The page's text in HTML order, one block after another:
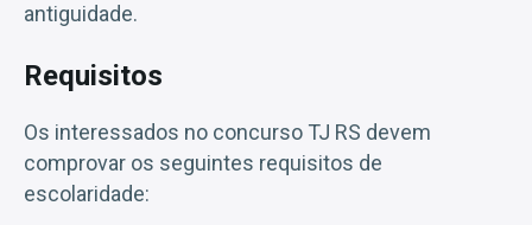
antiguidade.
Requisitos
Os interessados no concurso TJ RS devem
comprovar os seguintes requisitos de
escolaridade: